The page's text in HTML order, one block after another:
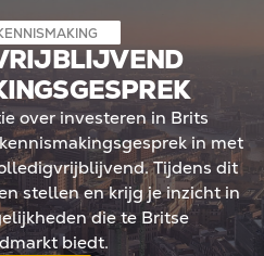
over investeren in Brits
in met
Tijdens dit
stellen en krijg je inzicht in
die te Britse
biedt.